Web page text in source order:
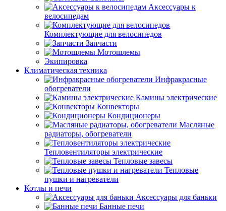
Аксессуары к
велосипедам
Комплектующие для велосипедов
Запчасти
Мотошлемы
Экипировка
Климатическая техника
Инфракрасные
обогреватели
Камины электрические
Конвекторы
Кондиционеры
Масляные
радиаторы, обогреватели
Тепловентиляторы электрические
Тепловые завесы
Тепловые
пушки и нагреватели
Котлы и печи
Аксессуары для баньки
Банные печи